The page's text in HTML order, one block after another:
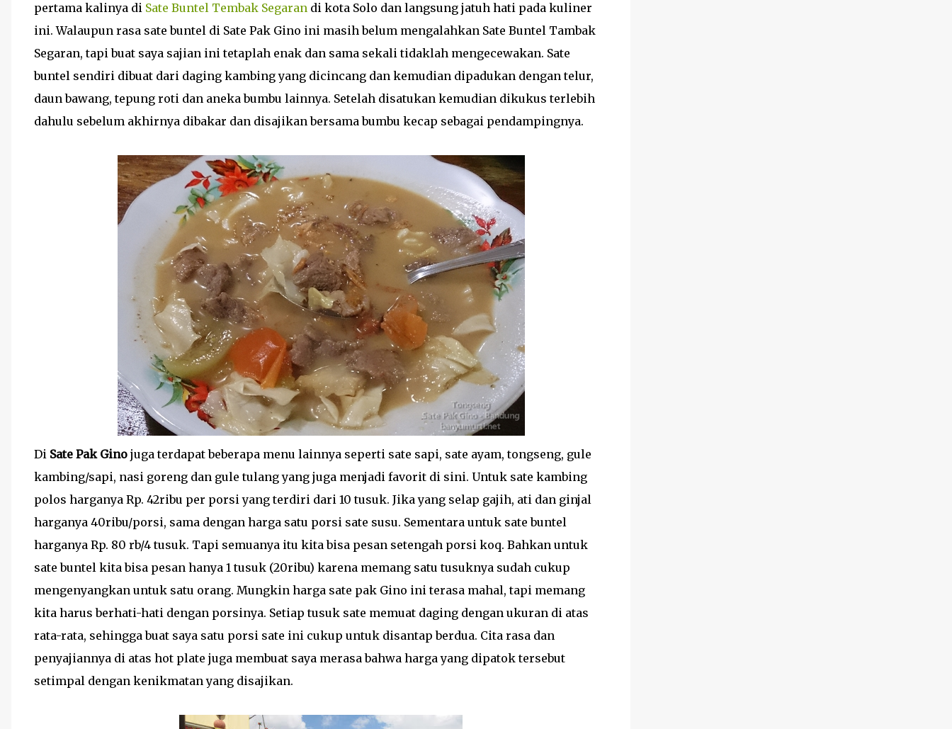
pertama kalinya di Sate Buntel Tembak Segaran di kota Solo dan langsung jatuh hati pada kuliner
ini. Walaupun rasa sate buntel di Sate Pak Gino ini masih belum mengalahkan Sate Buntel Tambak
Segaran, tapi buat saya sajian ini tetaplah enak dan sama sekali tidaklah mengecewakan. Sate
buntel sendiri dibuat dari daging kambing yang dicincang dan kemudian dipadukan dengan telur,
daun bawang, tepung roti dan aneka bumbu lainnya. Setelah disatukan kemudian dikukus terlebih
dahulu sebelum akhirnya dibakar dan disajikan bersama bumbu kecap sebagai pendampingnya.
Di Sate Pak Gino juga terdapat beberapa menu lainnya seperti sate sapi, sate ayam, tongseng, gule
kambing/sapi, nasi goreng dan gule tulang yang juga menjadi favorit di sini. Untuk sate kambing
polos harganya Rp. 42ribu per porsi yang terdiri dari 10 tusuk. Jika yang selap gajih, ati dan ginjal
harganya 40ribu/porsi, sama dengan harga satu porsi sate susu. Sementara untuk sate buntel
harganya Rp. 80 rb/4 tusuk. Tapi semuanya itu kita bisa pesan setengah porsi koq. Bahkan untuk
sate buntel kita bisa pesan hanya 1 tusuk (20ribu) karena memang satu tusuknya sudah cukup
mengenyangkan untuk satu orang. Mungkin harga sate pak Gino ini terasa mahal, tapi memang
kita harus berhati-hati dengan porsinya. Setiap tusuk sate memuat daging dengan ukuran di atas
rata-rata, sehingga buat saya satu porsi sate ini cukup untuk disantap berdua. Cita rasa dan
penyajiannya di atas hot plate juga membuat saya merasa bahwa harga yang dipatok tersebut
setimpal dengan kenikmatan yang disajikan.